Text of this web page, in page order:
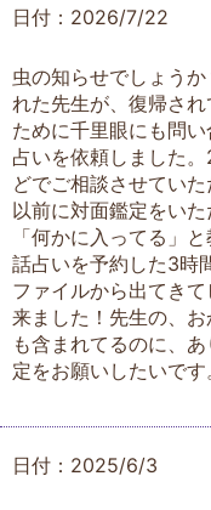
日付：2026/7/22
虫の知らせでしょう
れた先生が、復帰さ
ために千里眼にも問
占いを依頼しました
どでご相談させていた
以前に対面鑑定をい
「何かに入ってる」
話占いを予約した3時
ファイルから出てき
来ました！先生の、
も含まれてるのに、
定をお願いしたいです
日付：2025/6/3